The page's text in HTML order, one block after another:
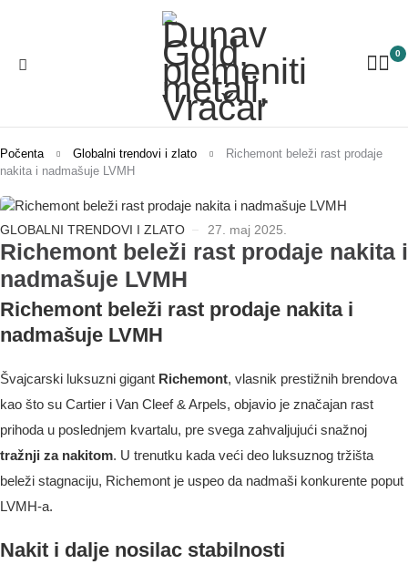
0
Počenta Globalni trendovi i zlato
Richemont beleži rast prodaje
nakita i nadmašuje LVMH
GLOBALNI TRENDOVI I ZLATO 27. maj 2025.
Richemont beleži rast prodaje nakita i
nadmašuje LVMH
Richemont beleži rast prodaje nakita i
nadmašuje LVMH
Švajcarski luksuzni gigant Richemont, vlasnik prestižnih brendova
kao što su Cartier i Van Cleef & Arpels, objavio je značajan rast
prihoda u poslednjem kvartalu, pre svega zahvaljujući snažnoj
tražnji za nakitom. U trenutku kada veći deo luksuznog tržišta
beleži stagnaciju, Richemont je uspeo da nadmaši konkurente poput
LVMH-a.
Nakit i dalje nosilac stabilnosti